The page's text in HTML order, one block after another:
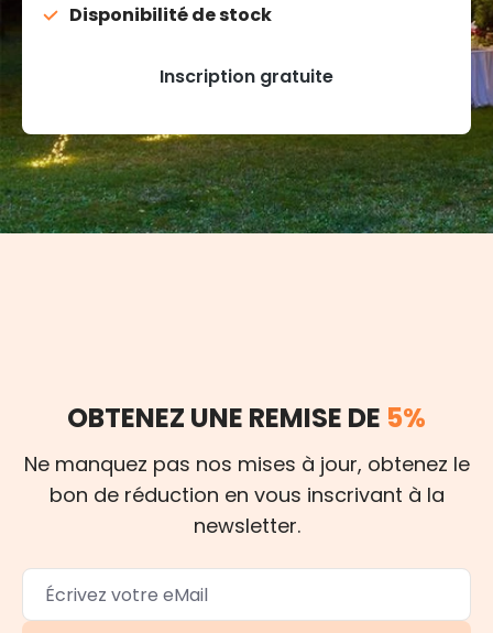
Disponibilité de stock
Inscription gratuite
OBTENEZ UNE REMISE DE 5%
Ne manquez pas nos mises à jour, obtenez le
bon de réduction en vous inscrivant à la
newsletter.